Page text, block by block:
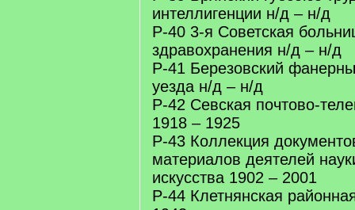
интеллигенции н/д – н/д
Р-40 3-я Советская
здравохранения н/д – н/д
Р-41 Березовский
уезда н/д – н/д
Р-42 Севская почтово-
1918 – 1925
Р-43 Коллекция
материалов деятелей
искусства 1902 – 2001
Р-44 Клетнянская